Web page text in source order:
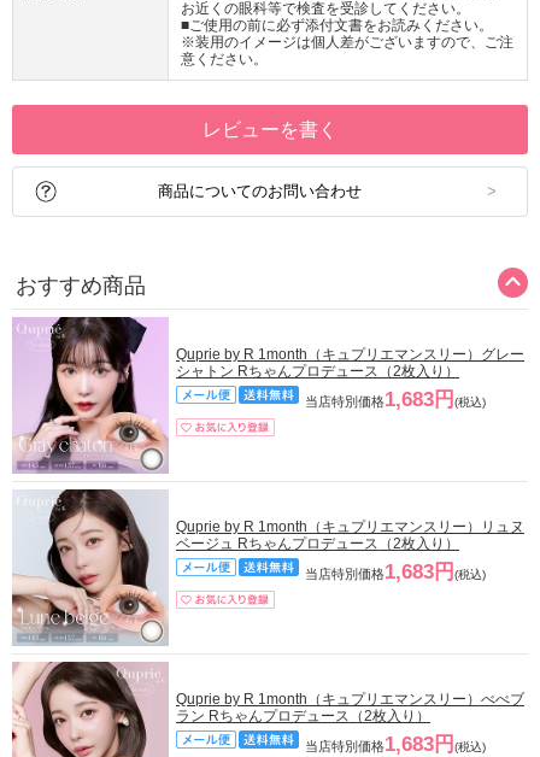
お近くの眼科等で検査を受診してください。
■ご使用の前に必ず添付文書をお読みください。
※装用のイメージは個人差がございますので、ご注
意ください。
レビューを書く
商品についてのお問い合わせ
おすすめ商品
Quprie by R 1month（キュプリエマンスリー）グレー
シャトン Rちゃんプロデュース（2枚入り）
当店特別価格1,683円 (税込)
Quprie by R 1month（キュプリエマンスリー）リュヌ
ベージュ Rちゃんプロデュース（2枚入り）
当店特別価格1,683円 (税込)
Quprie by R 1month（キュプリエマンスリー）べべブ
ラン Rちゃんプロデュース（2枚入り）
当店特別価格1,683円 (税込)